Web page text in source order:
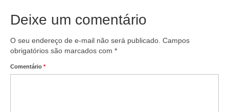
Deixe um comentário
O seu endereço de e-mail não será publicado. Campos
obrigatórios são marcados com *
Comentário *